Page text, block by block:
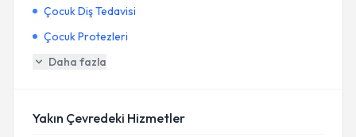
Çocuk Diş Tedavisi
Çocuk Protezleri
Daha fazla
Yakın Çevredeki Hizmetler